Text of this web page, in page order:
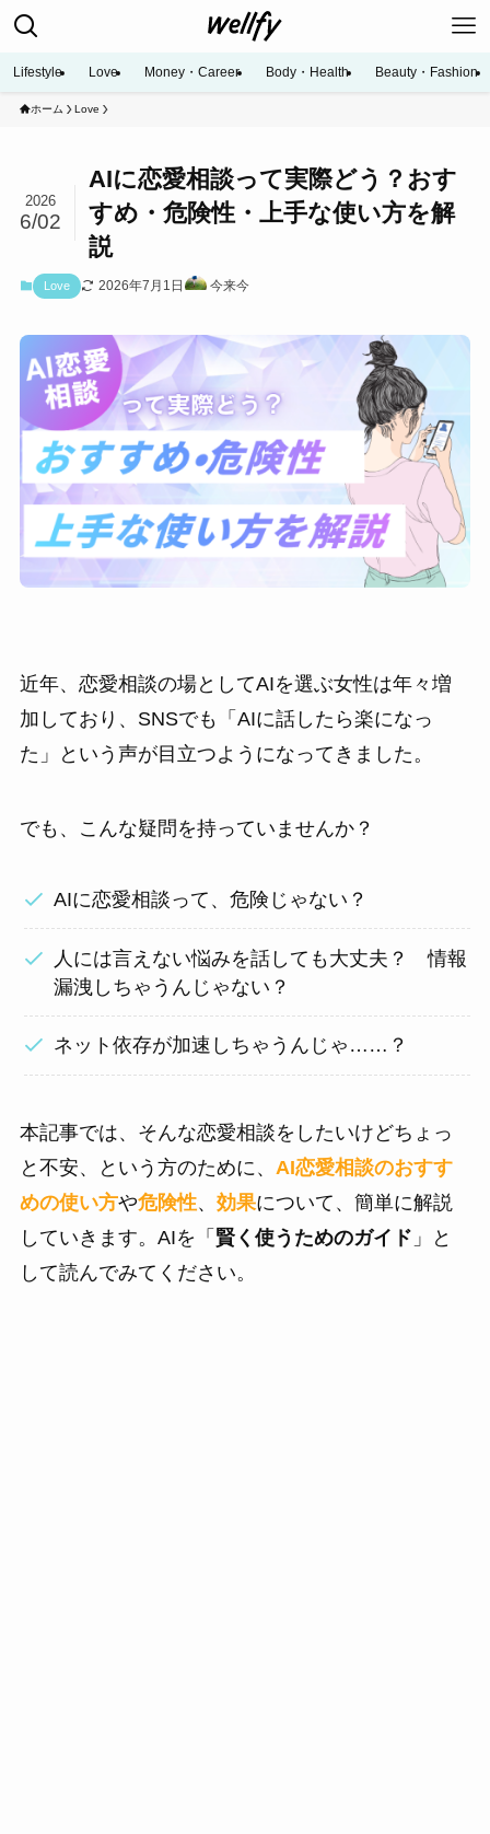
Lifestyle Love Money・Career Body・Health Beauty・Fashion
ホーム Love
AIに恋愛相談って実際どう？おす
すめ・危険性・上手な使い方を解
説
2026
6/02
Love 2026年7月1日 今来今
近年、恋愛相談の場としてAIを選ぶ女性は年々増
加しており、SNSでも「AIに話したら楽になっ
た」という声が目立つようになってきました。
でも、こんな疑問を持っていませんか？
AIに恋愛相談って、危険じゃない？
人には言えない悩みを話しても大丈夫？ 情報
漏洩しちゃうんじゃない？
ネット依存が加速しちゃうんじゃ……？
本記事では、そんな恋愛相談をしたいけどちょっ
と不安、という方のために、 AI恋愛相談のおすす
めの使い方や危険性、 効果について、簡単に解説
していきます。AIを「 賢く使うためのガイド 」と
して読んでみてください。